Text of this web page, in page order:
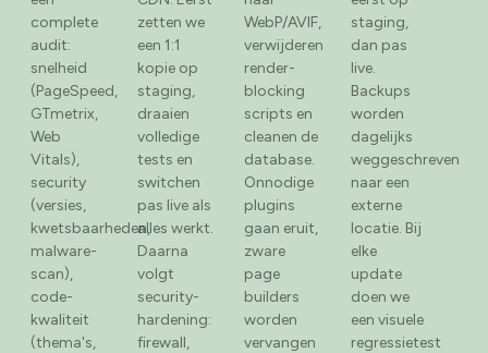
complete
audit:
snelheid
(PageSpeed,
GTmetrix,
Web
Vitals),
security
(versies,
kwetsbaarheden,
malware-
scan),
code-
kwaliteit
(thema's,
zetten we
een 1:1
kopie op
staging,
draaien
volledige
tests en
switchen
pas live als
alles werkt.
Daarna
volgt
security-
hardening:
firewall,
WebP/AVIF,
verwijderen
render-
blocking
scripts en
cleanen de
database.
Onnodige
plugins
gaan eruit,
zware
page
builders
worden
vervangen
staging,
dan pas
live.
Backups
worden
dagelijks
weggeschreven
naar een
externe
locatie. Bij
elke
update
doen we
een visuele
regressietest